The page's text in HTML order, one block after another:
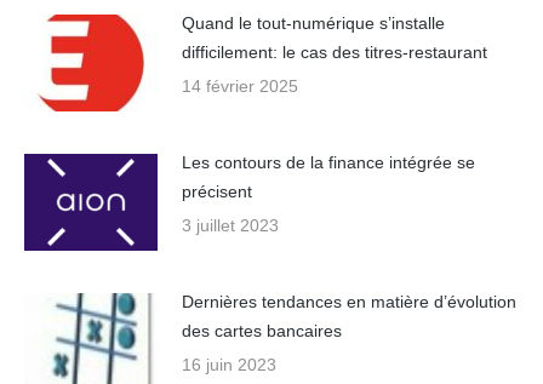
Quand le tout-numérique s’installe
difficilement: le cas des titres-restaurant
14 février 2025
Les contours de la finance intégrée se
précisent
3 juillet 2023
Dernières tendances en matière d’évolution
des cartes bancaires
16 juin 2023